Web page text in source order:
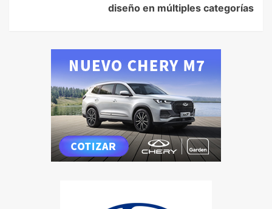
diseño en múltiples categorías